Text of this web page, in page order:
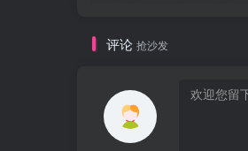
评论 抢沙发